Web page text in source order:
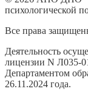
психологической
Все права
Деятельность
лицензии N Л035-
Департаментом
26.11.2024 года.